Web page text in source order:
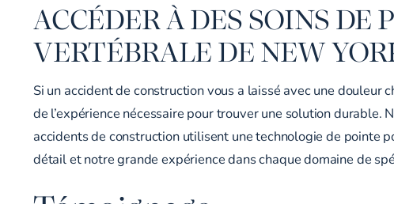
ACCÉDER À DES SOINS
VERTÉBRALE DE NEW
Si un accident de construction vous a laissé avec une
de l’expérience nécessaire pour trouver une solution
accidents de construction utilisent une technologie de pointe
détail et notre grande expérience dans chaque domaine de